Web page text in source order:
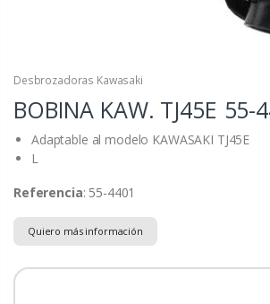
Desbrozadoras Kawasaki
BOBINA KAW. TJ45E 55-
Adaptable al modelo KAWASAKI TJ45E
L
Referencia: 55-4401
Quiero más información